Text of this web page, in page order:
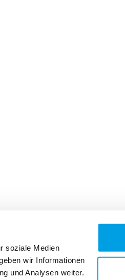
soziale Medien
wir Informationen
und Analysen weiter.